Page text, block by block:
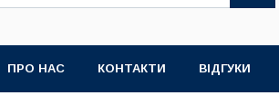
ПРО НАС КОНТАКТИ ВІДГУКИ